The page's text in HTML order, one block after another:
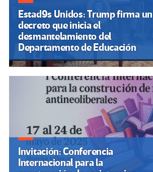
Estad9s Unidos: Trump firma un
decreto que inicia el
desmantelamiento del
Departamento de Educación
Invitación: Conferencia
Internacional para la